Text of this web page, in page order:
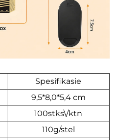
Spesifikasie
9,5*8,0*5,4 cm
100stks\/ktn
110g/stel